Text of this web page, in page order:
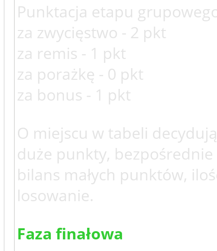
Punktacja etapu
za zwycięstwo - 2 pkt
za remis - 1 pkt
za porażkę - 0 pkt
za bonus - 1 pkt
O miejscu w tabeli
duże punkty,
bilans małych punktów,
losowanie.
Faza finałowa